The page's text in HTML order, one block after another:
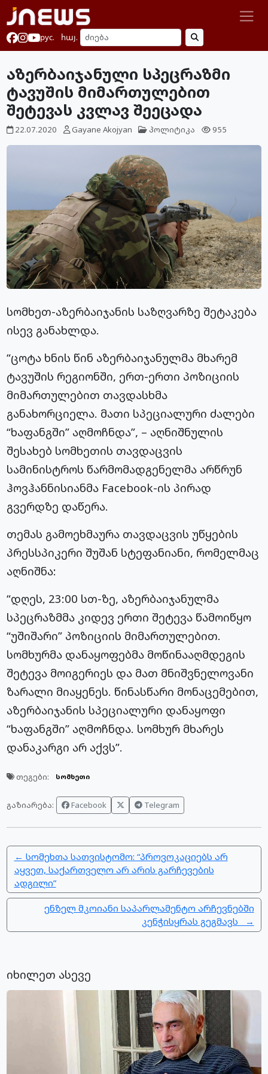
рус. հայ.
აზერბაიჯანული სპეცრაზმი
ტავუშის მიმართულებით
შეტევას კვლავ შეეცადა
22.07.2020 Gayane Akojyan პოლიტიკა 955
სომხეთ-აზერბაიჯანის საზღვარზე შეტაკება
ისევ განახლდა.
“ცოტა ხნის წინ აზერბაიჯანულმა მხარემ
ტავუშის რეგიონში, ერთ-ერთი პოზიციის
მიმართულებით თავდასხმა
განახორციელა. მათი სპეციალური ძალები
“ხაფანგში” აღმოჩნდა”, – აღნიშნულის
შესახებ სომხეთის თავდაცვის
სამინისტროს წარმომადგენელმა არწრუნ
ჰოვჰანნისიანმა Facebook-ის პირად
გვერდზე დაწერა.
თემას გამოეხმაურა თავდაცვის უწყების
პრესსპიკერი შუშან სტეფანიანი, რომელმაც
აღნიშნა:
“დღეს, 23:00 სთ-ზე, აზერბაიჯანულმა
სპეცრაზმმა კიდევ ერთი შეტევა წამოიწყო
“უშიშარი” პოზიციის მიმართულებით.
სომხურმა დანაყოფებმა მოწინააღმდეგის
შეტევა მოიგერიეს და მათ მნიშვნელოვანი
ზარალი მიაყენეს. წინასწარი მონაცემებით,
აზერბაიჯანის სპეციალური დანაყოფი
“ხაფანგში” აღმოჩნდა. სომხურ მხარეს
დანაკარგი არ აქვს”.
თეგები: სომხეთი
გაზიარება: Facebook Telegram
← სომეხთა სათვისტომო: “პროვოკაციებს არ
აყვეთ, საქართველო არ არის გარჩევების
ადგილი”
ენზელ მკოიანი საპარლამენტო არჩევნებში
კენჭისყრას გეგმავს →
იხილეთ ასევე